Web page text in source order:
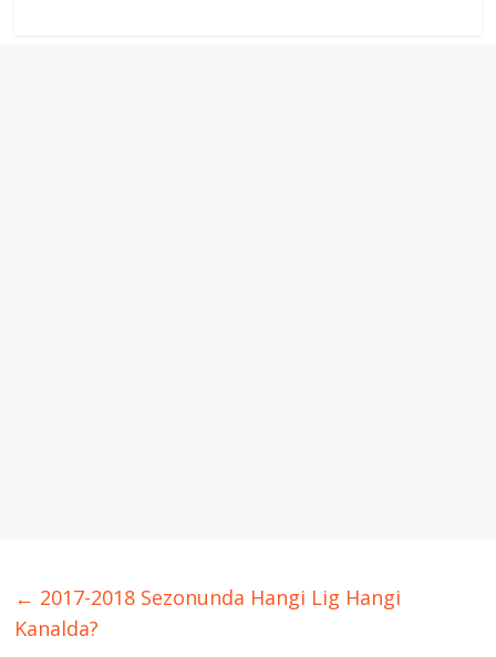
← 2017-2018 Sezonunda Hangi Lig Hangi
Kanalda?